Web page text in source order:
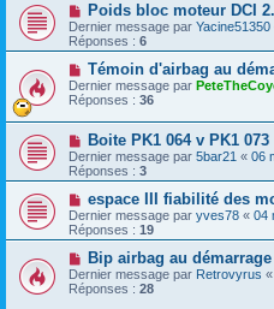
Poids bloc moteur DCI
Dernier message par Yacine51350
Réponses : 6
Témoin d'airbag au
Dernier message par
Réponses : 36
Boite PK1 064 v PK1 073
Dernier message par 5bar21 « 06
Réponses : 3
espace III fiabilité des
Dernier message par yves78 « 04
Réponses : 19
Bip airbag au démarrage
Dernier message par Retrovyrus «
Réponses : 28